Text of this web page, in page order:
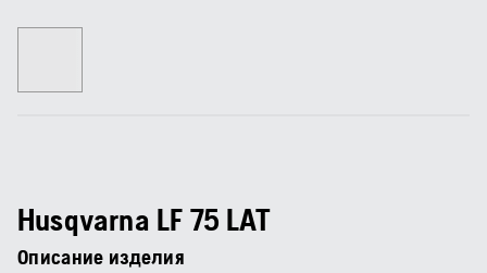
Husqvarna LF 75 LAT
Описание изделия